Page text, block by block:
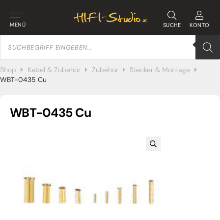
MENÜ SUCHE KONTO
Products
search
Shop Kabel & Zubehör Zubehör
Stecker & Montage
WBT-0435 Cu
WBT-0435 Cu